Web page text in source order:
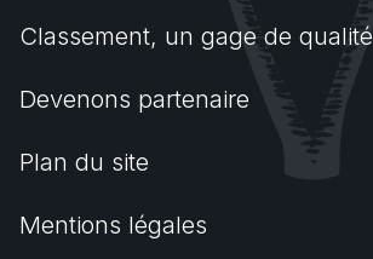
Classement, un gage de qualité
Devenons partenaire
Plan du site
Mentions légales